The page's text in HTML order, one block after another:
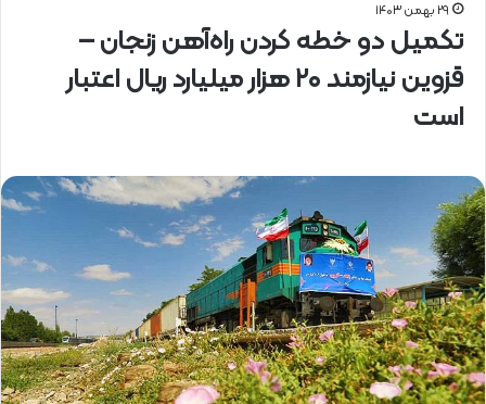
۲۹ بهمن ۱۴۰۳
تکمیل دو خطه کردن راه‌آهن زنجان –
قزوین نیازمند ۲۰ هزار میلیارد ریال اعتبار
است